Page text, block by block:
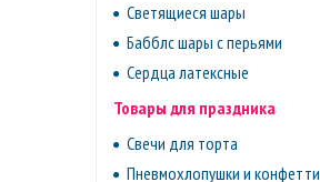
Светящиеся шары
Бабблс шары с перьями
Сердца латексные
Товары для праздника
Свечи для торта
Пневмохлопушки и конфетти